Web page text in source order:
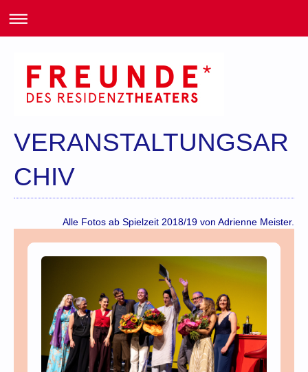
VERANSTALTUNGSAR
CHIV
Alle Fotos ab Spielzeit 2018/19 von Adrienne Meister.